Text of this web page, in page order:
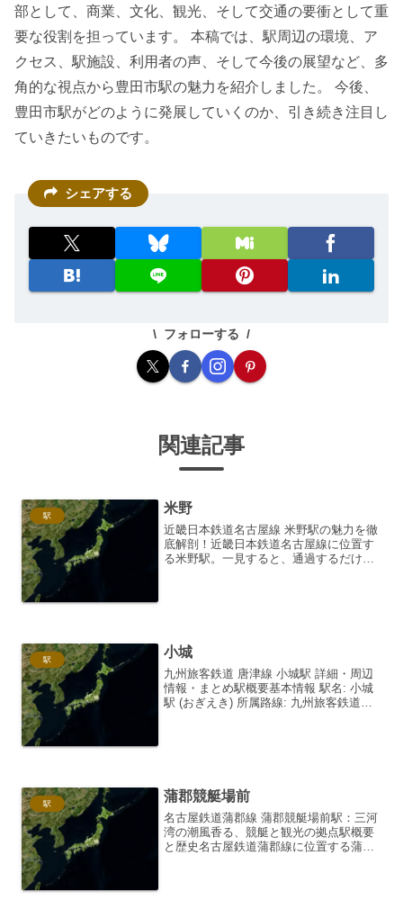
部として、商業、文化、観光、そして交通の要衝として重
要な役割を担っています。 本稿では、駅周辺の環境、ア
クセス、駅施設、利用者の声、そして今後の展望など、多
角的な視点から豊田市駅の魅力を紹介しました。 今後、
豊田市駅がどのように発展していくのか、引き続き注目し
ていきたいものです。
シェアする
フォローする
関連記事
駅 米野
近畿日本鉄道名古屋線 米野駅の魅力を徹
底解剖！近畿日本鉄道名古屋線に位置す
る米野駅。一見すると、通過するだけの
駅 小城
九州旅客鉄道 唐津線 小城駅 詳細・周辺
情報・まとめ駅概要基本情報 駅名: 小城
駅 (おぎえき) 所属路線: 九州旅客鉄道
駅 蒲郡競艇場前
名古屋鉄道蒲郡線 蒲郡競艇場前駅：三河
湾の潮風香る、競艇と観光の拠点駅概要
と歴史名古屋鉄道蒲郡線に位置する蒲郡